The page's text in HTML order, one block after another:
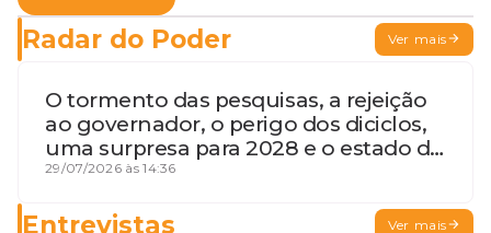
Radar do Poder Ver mais
O tormento das pesquisas, a rejeição
ao governador, o perigo dos diciclos,
uma surpresa para 2028 e o estado de
terceira guerra mundial
29/07/2026 às 14:36
Entrevistas Ver mais